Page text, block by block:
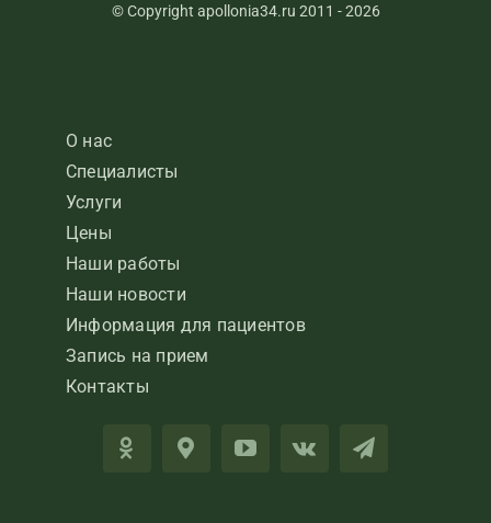
© Copyright apollonia34.ru 2011 - 2026
О нас
Специалисты
Услуги
Цены
Наши работы
Наши новости
Информация для пациентов
Запись на прием
Контакты